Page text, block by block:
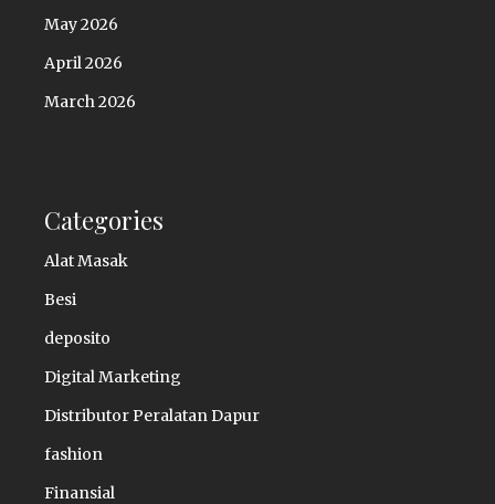
May 2026
April 2026
March 2026
Categories
Alat Masak
Besi
deposito
Digital Marketing
Distributor Peralatan Dapur
fashion
Finansial